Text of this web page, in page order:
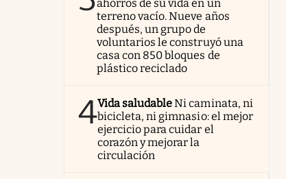
ahorros de su vida en un
terreno vacío. Nueve años
después, un grupo de
voluntarios le construyó una
casa con 850 bloques de
plástico reciclado
4Vida saludableNi caminata, ni
bicicleta, ni gimnasio: el mejor
ejercicio para cuidar el
corazón y mejorar la
circulación